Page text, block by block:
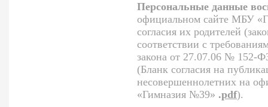
Персональные данные
официальном сайте МБУ
согласия их родителей
соответствии с
закона от 27.07.06 № 152-
(Бланк согласия на
несовершеннолетних на
«Гимназия №39» .pdf).